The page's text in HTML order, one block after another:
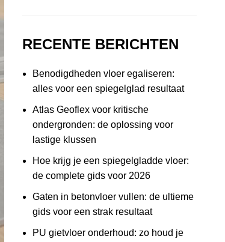
RECENTE BERICHTEN
Benodigdheden vloer egaliseren:
alles voor een spiegelglad resultaat
Atlas Geoflex voor kritische
ondergronden: de oplossing voor
lastige klussen
Hoe krijg je een spiegelgladde vloer:
de complete gids voor 2026
Gaten in betonvloer vullen: de ultieme
gids voor een strak resultaat
PU gietvloer onderhoud: zo houd je